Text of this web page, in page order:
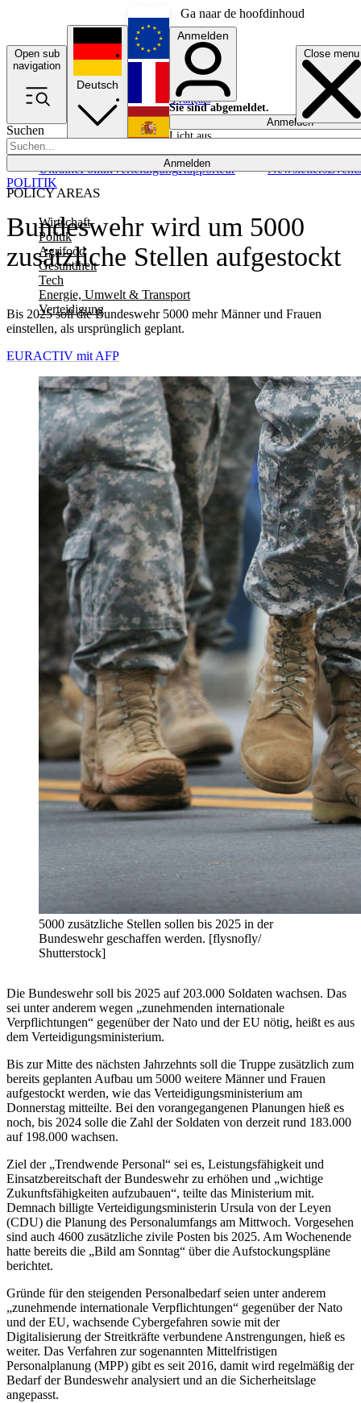
Ga naar de hoofdinhoud
Open sub
navigation
Close menu
Suchen
Anmelden
POLICY AREAS
Wirtschaft
Politik
Agrifood
Gesundheit
Tech
Energie, Umwelt & Transport
Verteidigung
UkrainePolitikVerteidigungRapporteur NewslettersEvents
Deutsch
English
Français
Anmelden
Sie sind abgemeldet.
Anmelden
Licht aus
Bundeswehr wird um 5000
zusätzliche Stellen aufgestockt
Bis 2025 soll die Bundeswehr 5000 mehr Männer und Frauen
einstellen, als ursprünglich geplant.
POLITIK
EURACTIV mit AFP
5000 zusätzliche Stellen sollen bis 2025 in der
Bundeswehr geschaffen werden. [flysnofly/
Shutterstock]
Die Bundeswehr soll bis 2025 auf 203.000 Soldaten wachsen. Das
sei unter anderem wegen „zunehmenden internationale
Verpflichtungen“ gegenüber der Nato und der EU nötig, heißt es aus
dem Verteidigungsministerium.
Bis zur Mitte des nächsten Jahrzehnts soll die Truppe zusätzlich zum
bereits geplanten Aufbau um 5000 weitere Männer und Frauen
aufgestockt werden, wie das Verteidigungsministerium am
Donnerstag mitteilte. Bei den vorangegangenen Planungen hieß es
noch, bis 2024 solle die Zahl der Soldaten von derzeit rund 183.000
auf 198.000 wachsen.
Ziel der „Trendwende Personal“ sei es, Leistungsfähigkeit und
Einsatzbereitschaft der Bundeswehr zu erhöhen und „wichtige
Zukunftsfähigkeiten aufzubauen“, teilte das Ministerium mit.
Demnach billigte Verteidigungsministerin Ursula von der Leyen
(CDU) die Planung des Personalumfangs am Mittwoch. Vorgesehen
sind auch 4600 zusätzliche zivile Posten bis 2025. Am Wochenende
hatte bereits die „Bild am Sonntag“ über die Aufstockungspläne
berichtet.
Gründe für den steigenden Personalbedarf seien unter anderem
„zunehmende internationale Verpflichtungen“ gegenüber der Nato
und der EU, wachsende Cybergefahren sowie mit der
Digitalisierung der Streitkräfte verbundene Anstrengungen, hieß es
weiter. Das Verfahren zur sogenannten Mittelfristigen
Personalplanung (MPP) gibt es seit 2016, damit wird regelmäßig der
Bedarf der Bundeswehr analysiert und an die Sicherheitslage
angepasst.